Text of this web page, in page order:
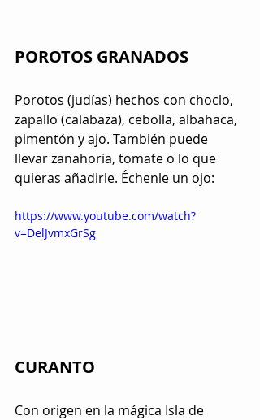
POROTOS GRANADOS
Porotos (judías) hechos con choclo,
zapallo (calabaza), cebolla, albahaca,
pimentón y ajo. También puede
llevar zanahoria, tomate o lo que
quieras añadirle. Échenle un ojo:
https://www.youtube.com/watch?
v=DelJvmxGrSg
CURANTO
Con origen en la mágica Isla de